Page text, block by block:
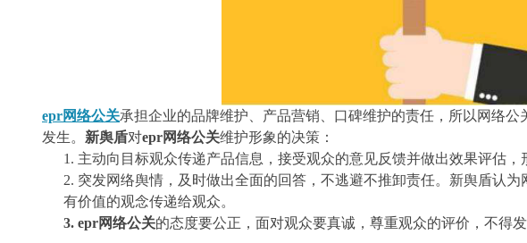
epr网络公关承担企业的品牌维护、产品营销、口碑维护的责任，所以网络
发生。 新舆盾对epr网络公关维护形象的决策：
1. 主动向目标观众传递产品信息，接受观众的意见反馈并做出效果评估，
2. 突发网络舆情，及时做出全面的回答，不逃避不推卸责任。新舆盾认
有价值的观念传递给观众。
3. epr网络公关的态度要公正，面对观众要真诚，尊重观众的评价，不得